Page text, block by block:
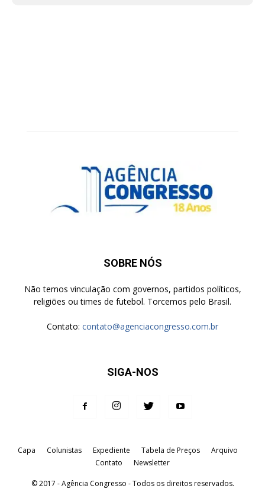
SOBRE NÓS
Não temos vinculação com governos, partidos políticos,
religiões ou times de futebol. Torcemos pelo Brasil.
Contato: contato@agenciacongresso.com.br
SIGA-NOS
Capa Colunistas Expediente Tabela de Preços
Arquivo
Contato
Newsletter
© 2017 - Agência Congresso - Todos os direitos reservados.